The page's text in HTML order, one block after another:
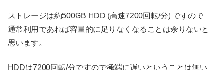
ストレージは約500GB HDD (高速7200回転/分) ですので
通常利用であれば容量的に足りなくなることは余りないと
思います。
HDDは7200回転/分ですので極端に遅いということは無い